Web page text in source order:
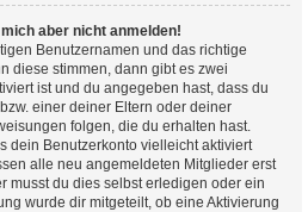
aber nicht anmelden!
Benutzernamen und das richtige
diese stimmen, dann gibt es zwei
ist und du angegeben hast, dass du
einer deiner Eltern oder deiner
folgen, die du erhalten hast.
dein Benutzerkonto vielleicht aktiviert
alle neu angemeldeten Mitglieder erst
musst du dies selbst erledigen oder ein
wurde dir mitgeteilt, ob eine Aktivierung